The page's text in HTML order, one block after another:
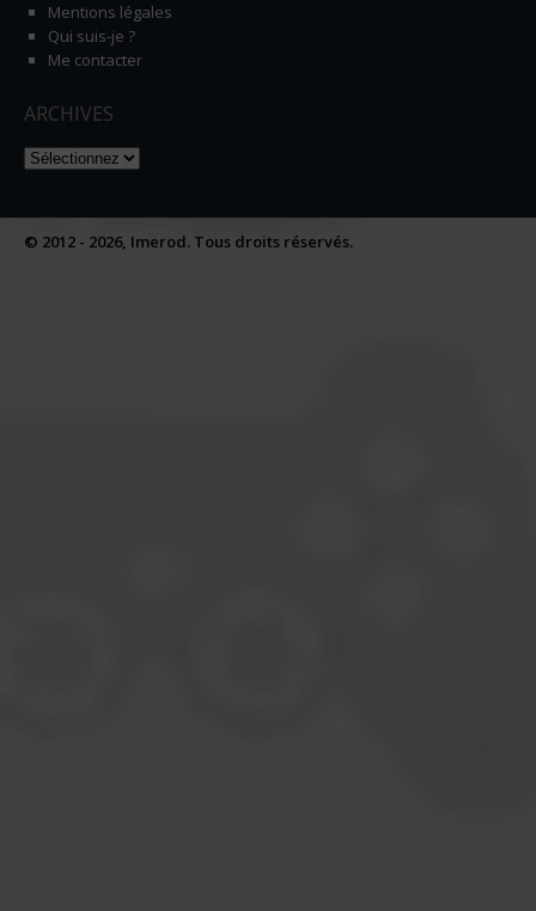
Mentions légales
Qui suis-je ?
Me contacter
ARCHIVES
Naviguer dans les archives
© 2012 - 2026, Imerod. Tous droits réservés.